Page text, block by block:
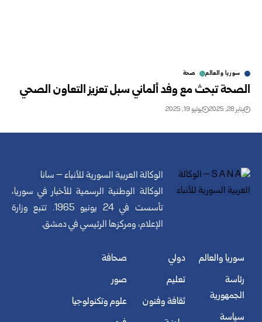
سوريا والعالم صحة
الصحة تبحث مع وفد ألماني سبل تعزيز التعاون الصحي
يناير 28, 2025 يوليو 19, 2025
الوكالة العربية السورية للأنباء – سانا
الوكالة الوطنية الرسمية للأخبار في سوريا،
تأسست في 24 يونيو 1965. تتبع وزارة
الإعلام، ومركزها الرئيسي في دمشق.
سوريا والعالم
رئاسة
الجمهورية
سياسة
دولي
تعليم
ثقافة وفنون
صحافة
صور
علوم وتكنولوجيا